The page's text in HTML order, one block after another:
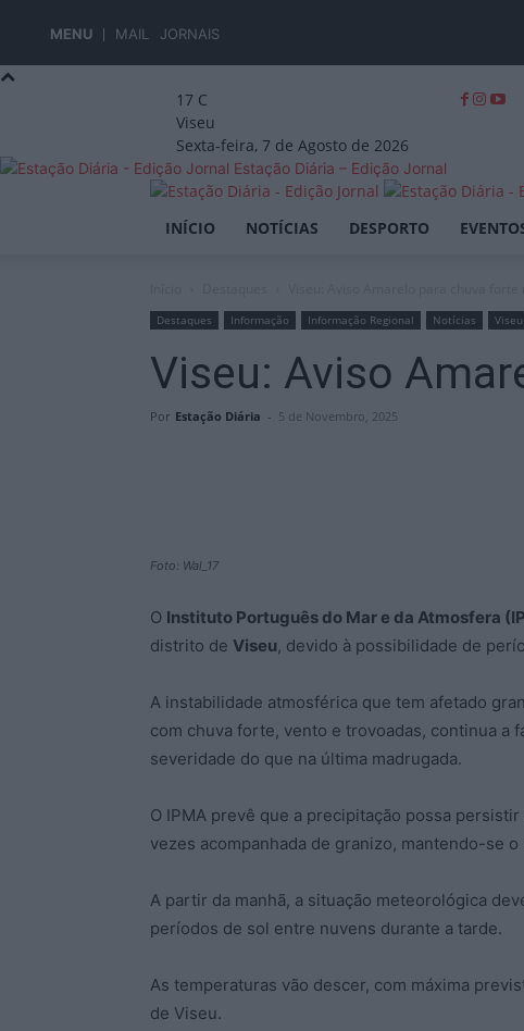
MENU MAIL JORNAIS
17 C
Viseu
Sexta-feira, 7 de Agosto de 2026
Estação Diária – Edição Jornal
INÍCIO NOTÍCIAS DESPORTO
Destaques Informação Informação Regional Notícias Viseu
Viseu: Aviso
Por Estação Diária - 5 de Novembro, 2025
Foto: Wal_17
O Instituto Português do Mar e da Atmosfera
distrito de Viseu, devido à possibilidade de
A instabilidade atmosférica que tem afetado
com chuva forte, vento e trovoadas, continua a
severidade do que na última madrugada.
O IPMA prevê que a precipitação possa
vezes acompanhada de granizo, mantendo-se
A partir da manhã, a situação meteorológica
períodos de sol entre nuvens durante a tarde.
As temperaturas vão descer, com máxima
de Viseu.